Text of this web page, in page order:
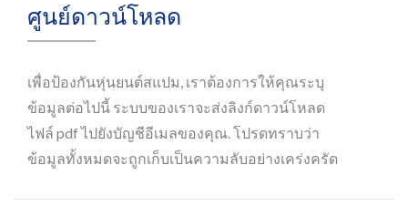
ศูนย์ดาวน์โหลด
เพื่อป้องกันหุ่นยนต์สแปม, เราต้องการให้คุณระบุ
ข้อมูลต่อไปนี้ ระบบของเราจะส่งลิงก์ดาวน์โหลด
ไฟล์ pdf ไปยังบัญชีอีเมลของคุณ. โปรดทราบว่า
ข้อมูลทั้งหมดจะถูกเก็บเป็นความลับอย่างเคร่งครัด